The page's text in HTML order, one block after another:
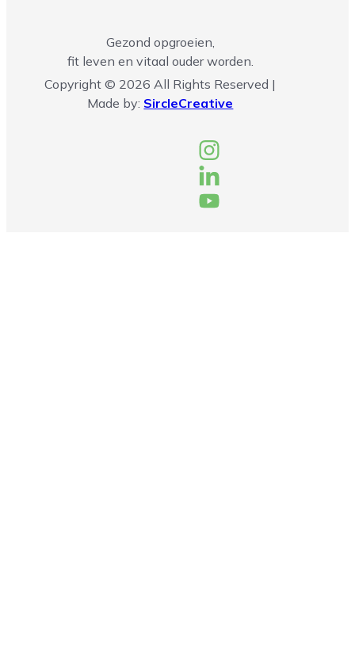
Gezond opgroeien,
fit leven en vitaal ouder worden.
Copyright © 2026 All Rights Reserved |
Made by: SircleCreative